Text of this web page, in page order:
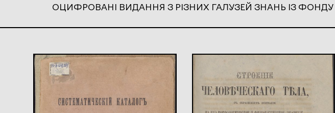
ОЦИФРОВАНІ ВИДАННЯ З РІЗНИХ ГАЛУЗЕЙ ЗНАНЬ ІЗ